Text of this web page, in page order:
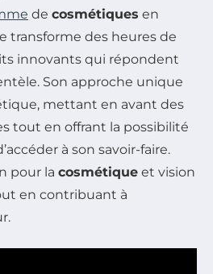
de cosmétiques en
transforme des heures de
innovants qui répondent
Son approche unique
mettant en avant des
tout en offrant la possibilité
à son savoir-faire.
pour la cosmétique et vision
en contribuant à